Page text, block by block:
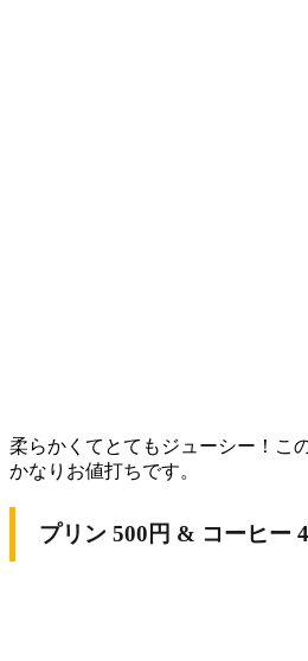
柔らかくてとてもジューシー！こ
かなりお値打ちです。
プリン 500円 & コーヒー